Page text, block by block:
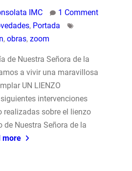
IMC
1 Comment
, Portada
, obras, zoom
de Nuestra Señora de la
a vivir una maravillosa
UN LIENZO
intervenciones
realizadas sobre el lienzo
de Nuestra Señora de la
more